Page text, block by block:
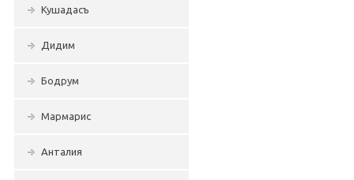
Кушадасъ
Дидим
Бодрум
Мармарис
Анталия